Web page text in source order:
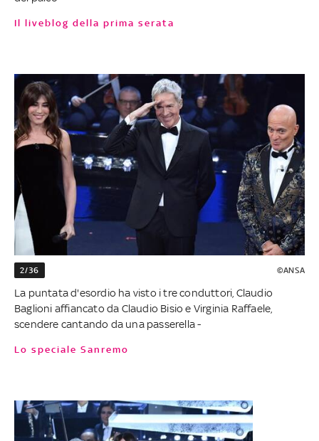
Il liveblog della prima serata
2/36 ©ANSA
La puntata d'esordio ha visto i tre conduttori, Claudio
Baglioni affiancato da Claudio Bisio e Virginia Raffaele,
scendere cantando da una passerella -
Lo speciale Sanremo